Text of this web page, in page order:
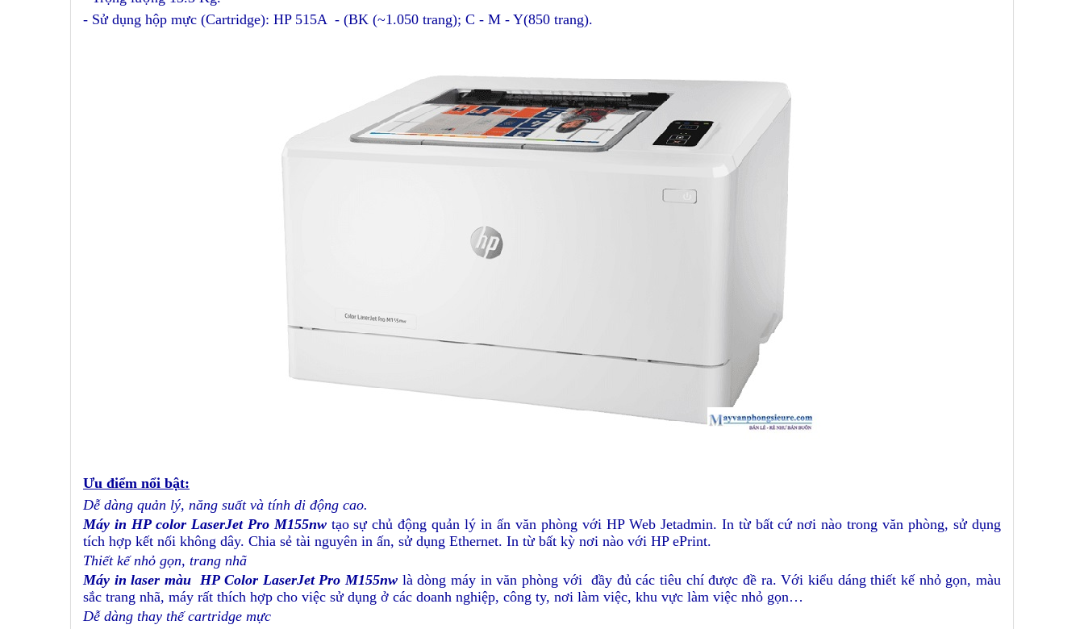
- Sử dụng hộp mực (Cartridge): HP 515A - (BK (~1.050 trang); C - M - Y(850 trang).
Ưu điểm nổi bật:
Dễ dàng quản lý, năng suất và tính di động cao.
Máy in HP color LaserJet Pro M155nwtạo sự chủ động quản lý in ấn văn phòng với HP Web Jetadmin. In từ bất cứ nơi nào trong văn phòng, sử dụng
tích hợp kết nối không dây. Chia sẻ tài nguyên in ấn, sử dụng Ethernet. In từ bất kỳ nơi nào với HP ePrint.
Thiết kế nhỏ gọn, trang nhã
Máy in laser màu HP Color LaserJet Pro M155nw là dòng máy in văn phòng với đầy đủ các tiêu chí được đề ra. Với kiểu dáng thiết kế nhỏ gọn, màu
sắc trang nhã, máy rất thích hợp cho việc sử dụng ở các doanh nghiệp, công ty, nơi làm việc, khu vực làm việc nhỏ gọn…
Dễ dàng thay thế cartridge mực